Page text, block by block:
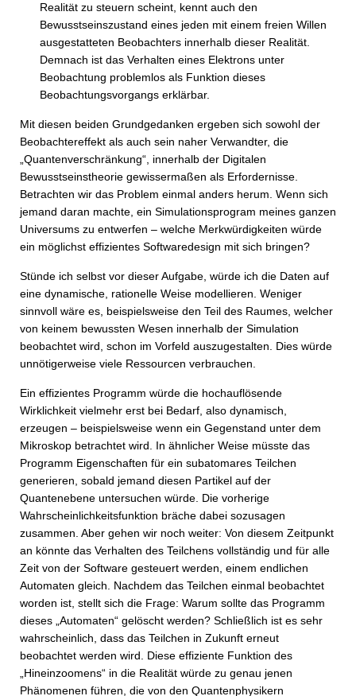
Realität zu steuern scheint, kennt auch den
Bewusstseinszustand eines jeden mit einem freien Willen
ausgestatteten Beobachters innerhalb dieser Realität.
Demnach ist das Verhalten eines Elektrons unter
Beobachtung problemlos als Funktion dieses
Beobachtungsvorgangs erklärbar.
Mit diesen beiden Grundgedanken ergeben sich sowohl der
Beobachtereffekt als auch sein naher Verwandter, die
„Quantenverschränkung“, innerhalb der Digitalen
Bewusstseinstheorie gewissermaßen als Erfordernisse.
Betrachten wir das Problem einmal anders herum. Wenn sich
jemand daran machte, ein Simulationsprogram meines ganzen
Universums zu entwerfen – welche Merkwürdigkeiten würde
ein möglichst effizientes Softwaredesign mit sich bringen?
Stünde ich selbst vor dieser Aufgabe, würde ich die Daten auf
eine dynamische, rationelle Weise modellieren. Weniger
sinnvoll wäre es, beispielsweise den Teil des Raumes, welcher
von keinem bewussten Wesen innerhalb der Simulation
beobachtet wird, schon im Vorfeld auszugestalten. Dies würde
unnötigerweise viele Ressourcen verbrauchen.
Ein effizientes Programm würde die hochauflösende
Wirklichkeit vielmehr erst bei Bedarf, also dynamisch,
erzeugen – beispielsweise wenn ein Gegenstand unter dem
Mikroskop betrachtet wird. In ähnlicher Weise müsste das
Programm Eigenschaften für ein subatomares Teilchen
generieren, sobald jemand diesen Partikel auf der
Quantenebene untersuchen würde. Die vorherige
Wahrscheinlichkeitsfunktion bräche dabei sozusagen
zusammen. Aber gehen wir noch weiter: Von diesem Zeitpunkt
an könnte das Verhalten des Teilchens vollständig und für alle
Zeit von der Software gesteuert werden, einem endlichen
Automaten gleich. Nachdem das Teilchen einmal beobachtet
worden ist, stellt sich die Frage: Warum sollte das Programm
dieses „Automaten“ gelöscht werden? Schließlich ist es sehr
wahrscheinlich, dass das Teilchen in Zukunft erneut
beobachtet werden wird. Diese effiziente Funktion des
„Hineinzoomens“ in die Realität würde zu genau jenen
Phänomenen führen, die von den Quantenphysikern